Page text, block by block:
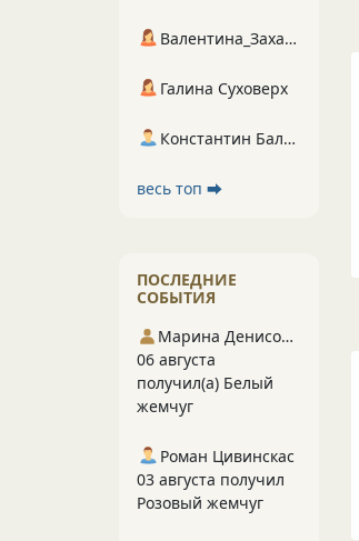
Валентина_Захарова
Галина Суховерх
Константин Балухта
весь топ ⮕
ПОСЛЕДНИЕ
СОБЫТИЯ
Марина Денисова 5
06 августа
получил(а) Белый
жемчуг
Роман Цивинскас
03 августа получил
Розовый жемчуг